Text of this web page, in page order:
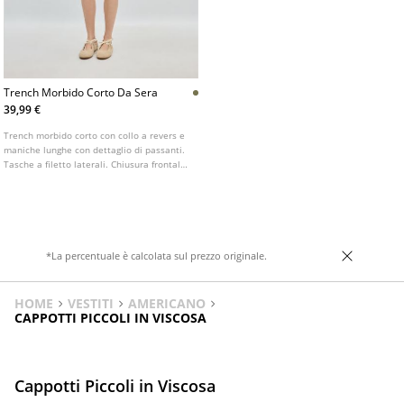
Trench Morbido Corto Da Sera
39,99 €
Trench morbido corto con collo a revers e
maniche lunghe con dettaglio di passanti.
Tasche a filetto laterali. Chiusura frontale
*La percentuale è calcolata sul prezzo originale.
HOME VESTITI
AMERICANO
CAPPOTTI PICCOLI IN VISCOSA
Cappotti Piccoli in Viscosa